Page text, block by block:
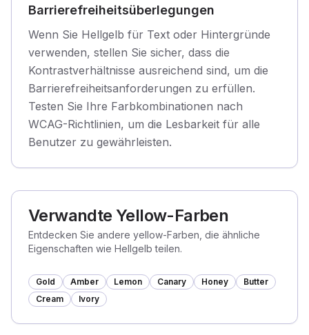
Barrierefreiheitsüberlegungen
Wenn Sie Hellgelb für Text oder Hintergründe
verwenden, stellen Sie sicher, dass die
Kontrastverhältnisse ausreichend sind, um die
Barrierefreiheitsanforderungen zu erfüllen.
Testen Sie Ihre Farbkombinationen nach
WCAG-Richtlinien, um die Lesbarkeit für alle
Benutzer zu gewährleisten.
Verwandte Yellow-Farben
Entdecken Sie andere yellow-Farben, die ähnliche
Eigenschaften wie Hellgelb teilen.
Gold Amber Lemon Canary Honey
Butter
Cream
Ivory